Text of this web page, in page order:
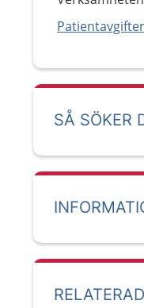
SÅ SÖKER